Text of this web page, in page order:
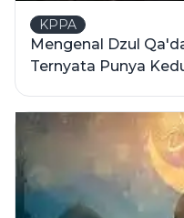
KPPA
Mengenal Dzul
Ternyata Punya